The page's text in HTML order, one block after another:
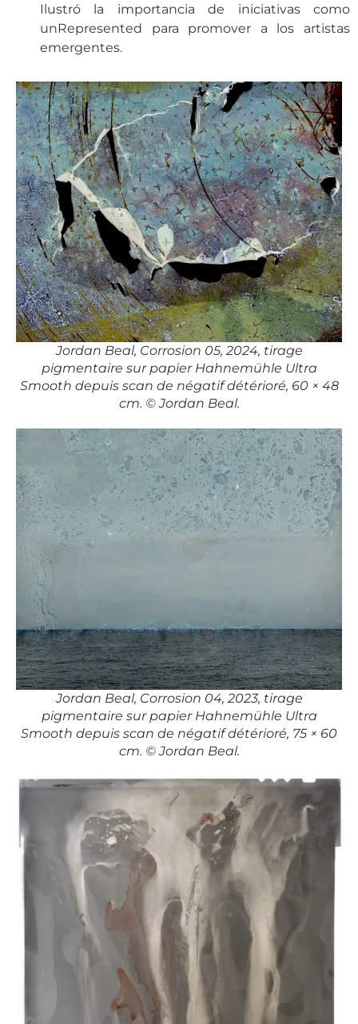
Ilustró la importancia de iniciativas como
unRepresented para promover a los artistas
emergentes.
Jordan Beal, Corrosion 05, 2024, tirage
pigmentaire sur papier Hahnemühle Ultra
Smooth depuis scan de négatif détérioré, 60 × 48
cm. © Jordan Beal.
Jordan Beal, Corrosion 04, 2023, tirage
pigmentaire sur papier Hahnemühle Ultra
Smooth depuis scan de négatif détérioré, 75 × 60
cm. © Jordan Beal.